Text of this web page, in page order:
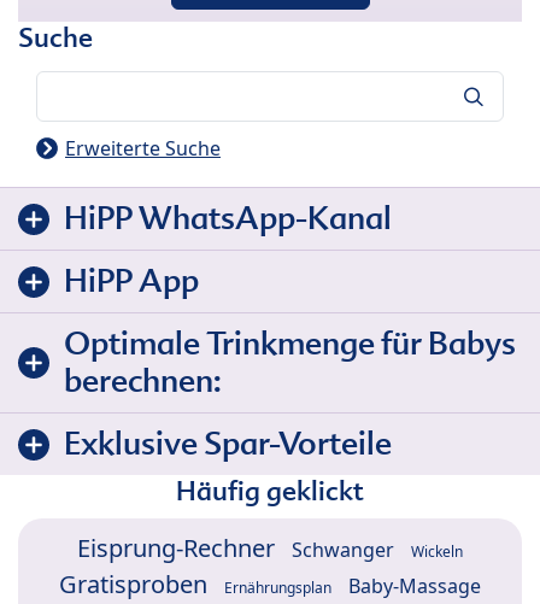
Suche
Erweiterte Suche
HiPP WhatsApp-Kanal
HiPP App
Optimale Trinkmenge für Babys
berechnen:
Exklusive Spar-Vorteile
Häufig geklickt
Eisprung-Rechner Schwanger Wickeln
Gratisproben Ernährungsplan Baby-Massage